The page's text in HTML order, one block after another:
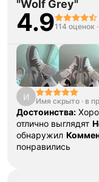
Тройная
Товар
Проверяем на
по 16 параметрам.
Если придёт
в трёхкратном
Как мы провеяем
"Wolf Grey"
4.9114 оценок ·
И Имя скрыто · в
Достоинства:
отлично выглядят
обнаружил
понравились